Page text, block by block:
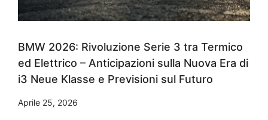
BMW 2026: Rivoluzione Serie 3 tra Termico
ed Elettrico – Anticipazioni sulla Nuova Era di
i3 Neue Klasse e Previsioni sul Futuro
Aprile 25, 2026